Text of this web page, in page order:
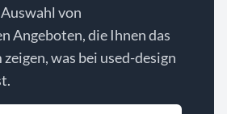
von
Angeboten, die Ihnen das
was bei used-design